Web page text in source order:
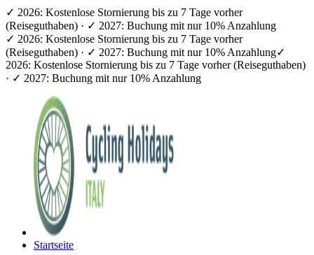
✓ 2026: Kostenlose Stornierung bis zu 7 Tage vorher
(Reiseguthaben) · ✓ 2027: Buchung mit nur 10% Anzahlung
✓ 2026: Kostenlose Stornierung bis zu 7 Tage vorher
(Reiseguthaben) · ✓ 2027: Buchung mit nur 10% Anzahlung✓
2026: Kostenlose Stornierung bis zu 7 Tage vorher (Reiseguthaben)
· ✓ 2027: Buchung mit nur 10% Anzahlung
Startseite